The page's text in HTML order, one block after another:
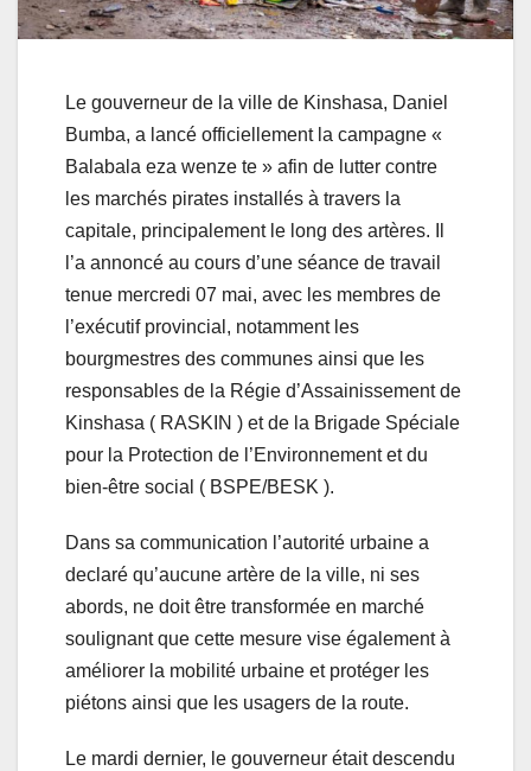
Le gouverneur de la ville de Kinshasa, Daniel
Bumba, a lancé officiellement la campagne «
Balabala eza wenze te » afin de lutter contre
les marchés pirates installés à travers la
capitale, principalement le long des artères. Il
l’a annoncé au cours d’une séance de travail
tenue mercredi 07 mai, avec les membres de
l’exécutif provincial, notamment les
bourgmestres des communes ainsi que les
responsables de la Régie d’Assainissement de
Kinshasa ( RASKIN ) et de la Brigade Spéciale
pour la Protection de l’Environnement et du
bien-être social ( BSPE/BESK ).
Dans sa communication l’autorité urbaine a
declaré qu’aucune artère de la ville, ni ses
abords, ne doit être transformée en marché
soulignant que cette mesure vise également à
améliorer la mobilité urbaine et protéger les
piétons ainsi que les usagers de la route.
Le mardi dernier, le gouverneur était descendu